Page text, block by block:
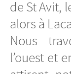
de St Avit,
alors à
Nous
l’ouest et